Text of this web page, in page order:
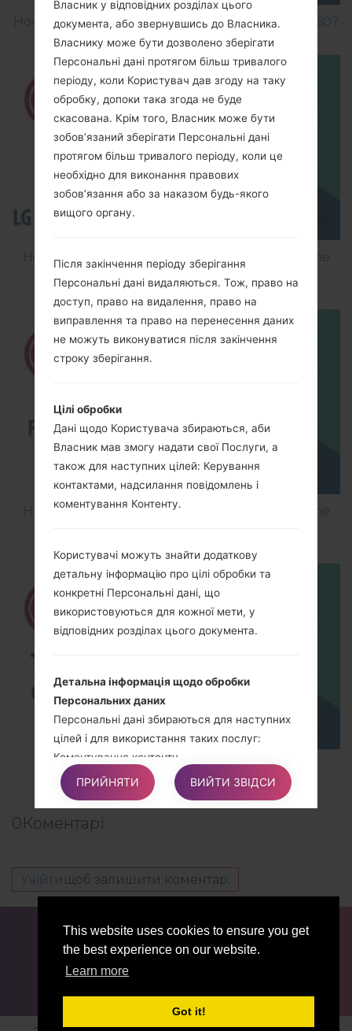
This website uses cookies to ensure you get
the best experience on our website.
Learn more
Got it!
How to Factory Reset through menu on LG GB160?
How to Flash Stock Firmware on LG Smartphone
using LG Flash Tool 2014?
How to Flash Stock Firmware on LG Smartphone
TOP 5 SECRET CODES for LG!
0Коментарі
Увійти щоб залишити коментар.
ПРИВАТНІСТЬ
Власник у відповідних розділах цього
документа, або звернувшись до Власника.
Власнику може бути дозволено зберігати
Персональні дані протягом більш тривалого
періоду, коли Користувач дав згоду на таку
обробку, допоки така згода не буде
скасована. Крім того, Власник може бути
зобов’язаний зберігати Персональні дані
протягом більш тривалого періоду, коли це
необхідно для виконання правових
зобов’язання або за наказом будь-якого
вищого органу.
Після закінчення періоду зберігання
Персональні дані видаляються. Тож, право на
доступ, право на видалення, право на
виправлення та право на перенесення даних
не можуть виконуватися після закінчення
строку зберігання.
Цілі обробки
Дані щодо Користувача збираються, аби
Власник мав змогу надати свої Послуги, а
також для наступних цілей: Керування
контактами, надсилання повідомлень і
коментування Контенту.
Користувачі можуть знайти додаткову
детальну інформацію про цілі обробки та
конкретні Персональні дані, що
використовуються для кожної мети, у
відповідних розділах цього документа.
Детальна інформація щодо обробки
Персональних даних
Персональні дані збираються для наступних
цілей і для використання таких послуг:
Коментування контенту
Керування контактами та надсилання
повідомлень
Користувачі можуть користуватися певними
правами щодо своїх Даних, що обробляються
Зокрема, Користувачі мають право:
Скасувати свою згоду в будь-який час.
згоду, якщо раніше вони давали згоду на
ПРИЙНЯТИ ВИЙТИ ЗВІДСИ